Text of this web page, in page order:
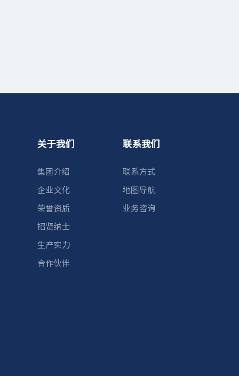
关于我们
集团介绍
企业文化
荣誉资质
招贤纳士
生产实力
合作伙伴
联系我们
联系方式
地图导航
业务咨询